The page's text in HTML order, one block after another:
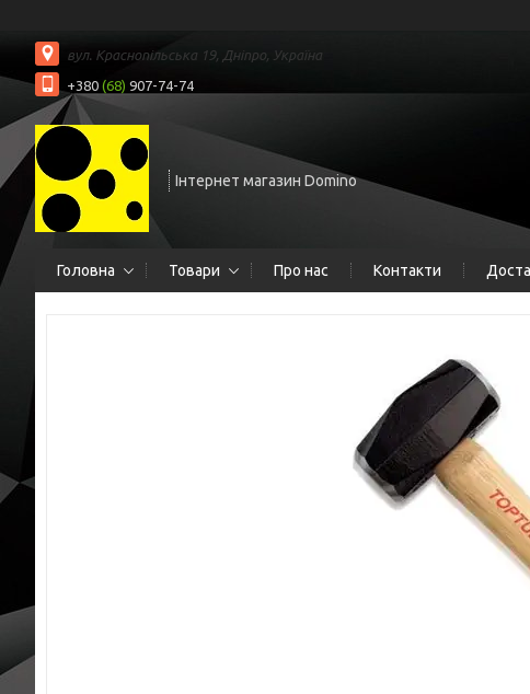
вул. Краснопільська 19, Дніпро, Україна
+380 (68) 907-74-74
Інтернет магазин Domino
Головна Товари Про нас Контакти